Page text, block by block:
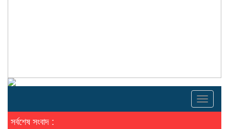
Toggle
সর্বশেষ সংবাদ :